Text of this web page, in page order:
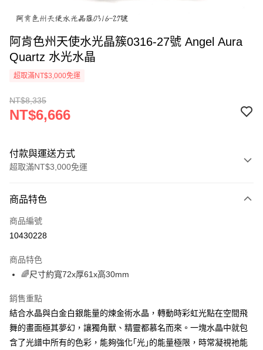
阿肯色州天使水光晶簇0316-27號 Angel Aura
Quartz 水光水晶
超取滿NT$3,000免運
NT$8,335
NT$6,666
付款與運送方式
超取滿NT$3,000免運
信用卡一次付款
超商取貨付款
Apple Pay
街口支付
悠遊付
ATM付款
商品特色
商品編號
10430228
商品特色
🌈尺寸約寬72x厚61x高30mm
銷售重點
結合水晶與白金白銀能量的煉金術水晶，轉動時彩虹光點在空間飛
舞的畫面極其夢幻，讓獨角獸、精靈都慕名而來。一塊水晶中就包
含了光譜中所有的色彩，能夠強化｢光｣的能量極限，時常凝視祂能